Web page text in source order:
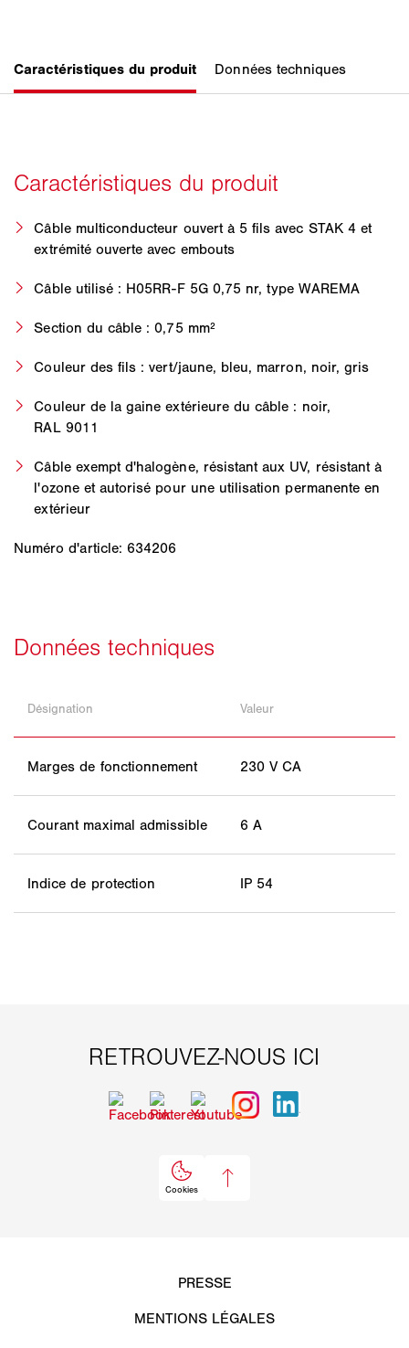
Câble multiconducteur ouvert à 5 fils avec STAK 4 et
extrémité ouverte avec embouts
Câble utilisé : H05RR-F 5G 0,75 nr, type WAREMA
Section du câble : 0,75 mm²
Couleur des fils : vert/jaune, bleu, marron, noir, gris
Couleur de la gaine extérieure du câble : noir,
RAL 9011
Câble exempt d'halogène, résistant aux UV, résistant à
l'ozone et autorisé pour une utilisation permanente en
extérieur
Numéro d'article: 634206
Désignation Valeur
Marges de fonctionnement 230 V CA
Courant maximal admissible 6 A
Indice de protection IP 54